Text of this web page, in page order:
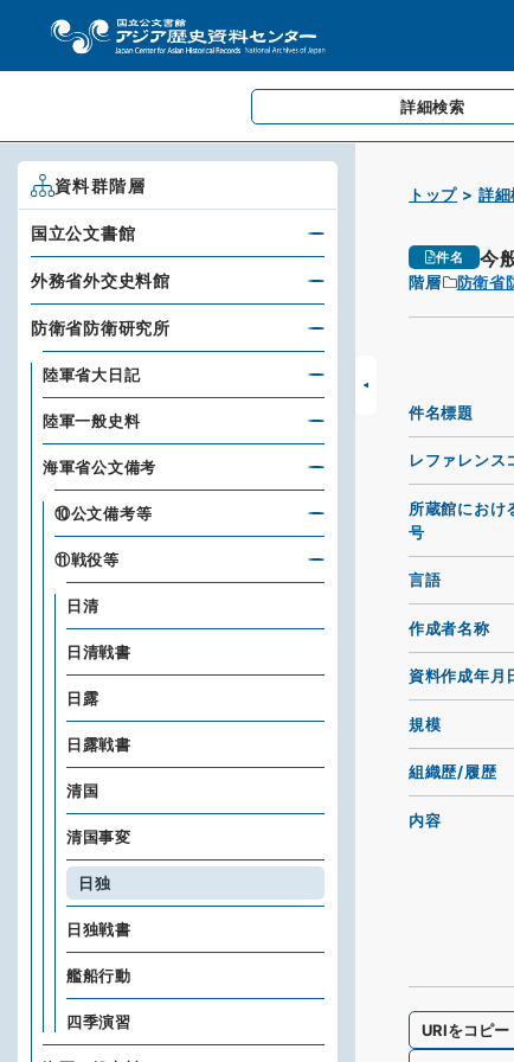
詳細検索
トップ 詳細
件名 今
階層 防衛省
件名標題
レファレンス
所蔵館におけ
号
言語
作成者名称
資料作成年月
規模
組織歴/履歴
内容
URIをコピー
資料群階層
国立公文書館
外務省外交史料館
防衛省防衛研究所
陸軍省大日記
陸軍一般史料
海軍省公文備考
⑩公文備考等
⑪戦役等
日清
日清戦書
日露
日露戦書
清国
清国事変
日独
日独戦書
艦船行動
四季演習